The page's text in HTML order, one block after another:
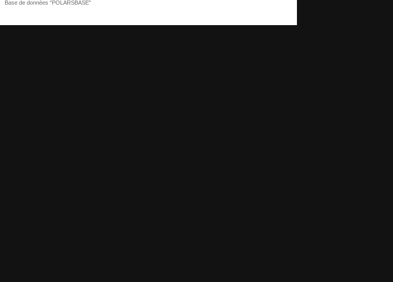
Base de données "POLARSBASE"